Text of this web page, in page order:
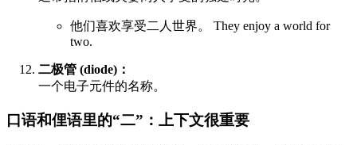
他们喜欢享受二人世界。 They enjoy a world for
two.
二极管 (diode)：
一个电子元件的名称。
口语和俚语里的“二”：上下文很重要